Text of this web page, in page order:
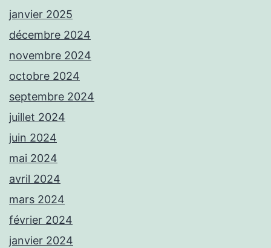
janvier 2025
décembre 2024
novembre 2024
octobre 2024
septembre 2024
juillet 2024
juin 2024
mai 2024
avril 2024
mars 2024
février 2024
janvier 2024